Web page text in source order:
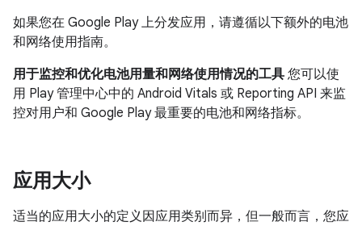
如果您在 Google Play 上分发应用，请遵循以下额外的电池
和网络使用指南。
用于监控和优化电池用量和网络使用情况的工具 您可以使
用 Play 管理中心中的 Android Vitals 或 Reporting API 来监
控对用户和 Google Play 最重要的电池和网络指标。
应用大小
适当的应用大小的定义因应用类别而异，但一般而言，您应